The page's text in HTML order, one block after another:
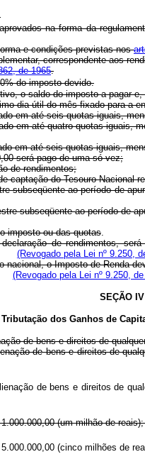
na forma da
e condições previstas nos
correspondente aos
de 1965.
do imposto devido.
o saldo do imposto a pagar
dia útil do mês fixado para a
em até seis quotas iguais,
em até quatro
em até seis quotas iguais,
será pago de uma só vez;
de rendimentos;
do Tesouro Nacional
subseqüente ao
subseqüente ao
imposto ou das quotas
de rendimentos,
(Revogado pela Lei nº 9.250,
o Imposto de Renda
(Revogado pela Lei nº 9.250,
SEÇÃO IV
Tributação dos Ganhos de
de bens e direitos de
alienação de bens e
alienação de bens e
R$ 1.000.000,00 (um
R$ 5.000.000,00 (cinco